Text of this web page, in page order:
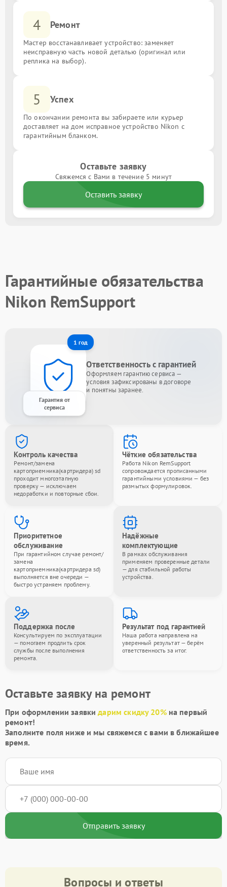
4 Ремонт
Мастер восстанавливает устройство: заменяет
неисправную часть новой деталью (оригинал или
реплика на выбор).
5 Успех
По окончании ремонта вы забираете или курьер
доставляет на дом исправное устройство Nikon с
гарантийным бланком.
Оставьте заявку
Свяжемся с Вами в течение 5 минут
Оставить заявку
Гарантийные обязательства
Nikon RemSupport
1 год
Гарантия от
сервиса
Ответственность с гарантией
Оформляем гарантию сервиса —
условия зафиксированы в договоре
и понятны заранее.
Контроль качества
Ремонт/замена
картоприемника(картридера) sd
проходит многоэтапную
проверку — исключаем
недоработки и повторные сбои.
Чёткие обязательства
Работа Nikon RemSupport
сопровождается прописанными
гарантийными условиями — без
размытых формулировок.
Приоритетное
обслуживание
При гарантийном случае ремонт/
замена
картоприемника(картридера sd)
выполняется вне очереди —
быстро устраняем проблему.
Надёжные
комплектующие
В рамках обслуживания
применяем проверенные детали
— для стабильной работы
устройства.
Поддержка после
Консультируем по эксплуатации
— помогаем продлить срок
службы после выполнения
ремонта.
Результат под гарантией
Наша работа направлена на
уверенный результат — берём
ответственность за итог.
Оставьте заявку на ремонт
При оформлении заявкидарим скидку 20%на первый
ремонт!
Заполните поля ниже и мы свяжемся с вами в ближайшее
время.
Отправить заявку
Вопросы и ответы